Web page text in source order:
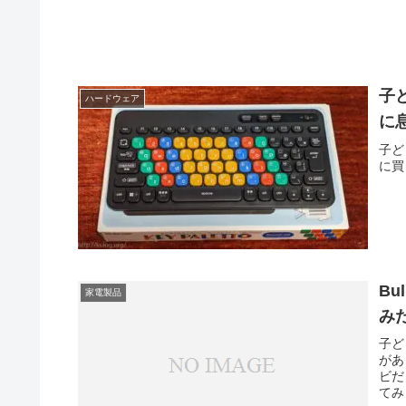
ハードウェア
子
に
子
に
家電製品
み
子
が
ビ
て